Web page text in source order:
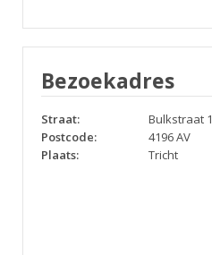
Bezoekadres
Straat:
Bulkstraat 1
Postcode:
4196 AV
Plaats:
Tricht